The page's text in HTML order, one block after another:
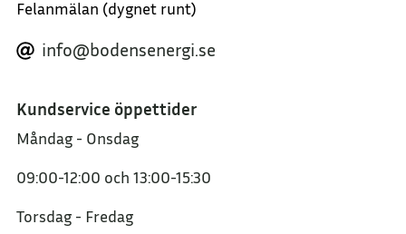
Felanmälan (dygnet runt)
info@bodensenergi.se
Kundservice öppettider
Måndag - Onsdag
09:00-12:00 och 13:00-15:30
Torsdag - Fredag